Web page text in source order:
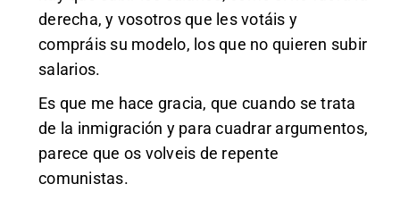
derecha, y vosotros que les votáis y
compráis su modelo, los que no quieren subir
salarios.
Es que me hace gracia, que cuando se trata
de la inmigración y para cuadrar argumentos,
parece que os volveis de repente
comunistas.